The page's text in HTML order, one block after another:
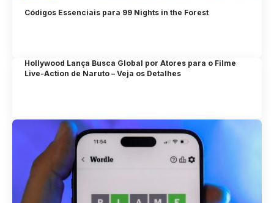
Códigos Essenciais para 99 Nights in the Forest
Hollywood Lança Busca Global por Atores para o Filme
Live-Action de Naruto – Veja os Detalhes